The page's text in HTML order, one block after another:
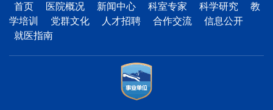
首页 医院概况 新闻中心 科室专家 科学研究
教
学培训
党群文化 人才招聘 合作交流
信息公开
就医指南